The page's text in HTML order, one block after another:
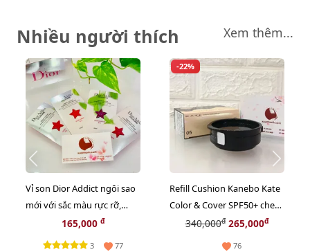
Nhiều người thích Xem thêm...
Vỉ son Dior Addict ngôi sao
mới với sắc màu rực rỡ,
bóng mượt, giữ ẩm 24h
165,000 đ
3 77
-22%
Refill Cushion Kanebo Kate
Color & Cover SPF50+ che
phủ tốt, lì mịn, #05 sáng tự
340,000đ265,000đ
76